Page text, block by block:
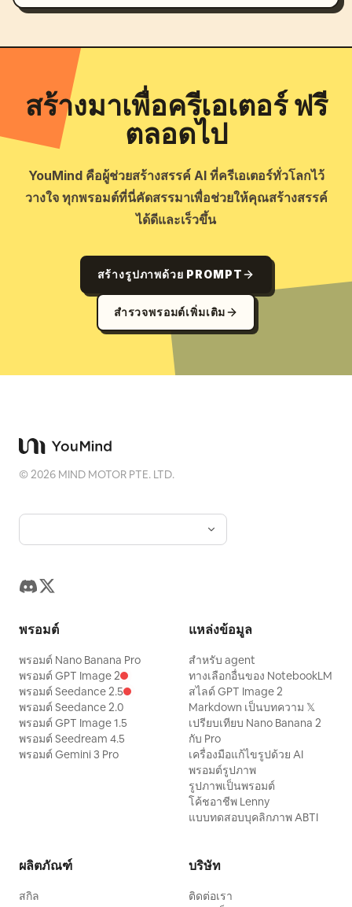
สร้างมาเพื่อครีเอเตอร์ ฟรี
ตลอดไป
YouMind คือผู้ช่วยสร้างสรรค์ AI ที่ครีเอเตอร์ทั่วโลกไว้
วางใจ ทุกพรอมต์ที่นี่คัดสรรมาเพื่อช่วยให้คุณสร้างสรรค์
ได้ดีและเร็วขึ้น
สร้างรูปภาพด้วย PROMPT
สำรวจพรอมต์เพิ่มเติม
©2026 MIND MOTOR PTE. LTD.
พรอมต์
พรอมต์ Nano Banana Pro
พรอมต์ GPT Image 2
พรอมต์ Seedance 2.5
พรอมต์ Seedance 2.0
พรอมต์ GPT Image 1.5
พรอมต์ Seedream 4.5
พรอมต์ Gemini 3 Pro
แหล่งข้อมูล
สำหรับ agent
ทางเลือกอื่นของ NotebookLM
สไลด์ GPT Image 2
Markdown เป็นบทความ 𝕏
เปรียบเทียบ Nano Banana 2
กับ Pro
เครื่องมือแก้ไขรูปด้วย AI
พรอมต์รูปภาพ
รูปภาพเป็นพรอมต์
โค้ชอาชีพ Lenny
แบบทดสอบบุคลิกภาพ ABTI
ผลิตภัณฑ์
สกิล
บริษัท
ติดต่อเรา